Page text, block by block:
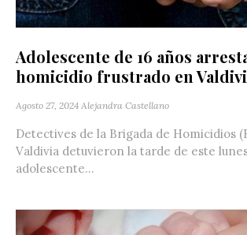
Adolescente de 16 años
homicidio frustrado en
Agosto 27, 2024 Alejandra Castellano
Detectives de la Brigada de Homicidios
Valdivia detuvieron la tarde de este
adolescente...